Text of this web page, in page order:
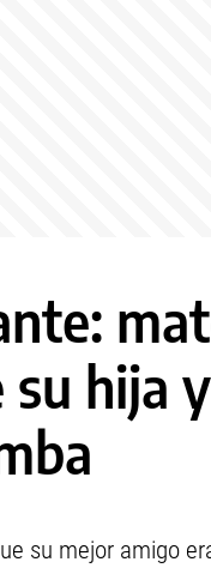
su hija
su mejor amigo